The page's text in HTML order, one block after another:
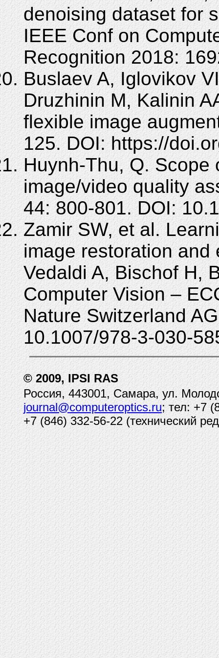
denoising dataset for
IEEE Conf on
Recognition 2018:
Buslaev A, Iglovikov
Druzhinin M, Kalinin
flexible image
125. DOI: https://
Huynh-Thu, Q.
image/video quality
44: 800-801. DOI:
Zamir SW, et al.
image restoration
Vedaldi A, Bischof H,
Computer Vision –
Nature Switzerland
10.1007/978-3-030-
© 2009, IPSI RAS
Россия, 443001, Самара, ул.
journal@computeroptics.ru; тел: +7
+7 (846) 332-56-22 (технический